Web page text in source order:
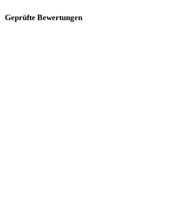
Geprüfte Bewertungen